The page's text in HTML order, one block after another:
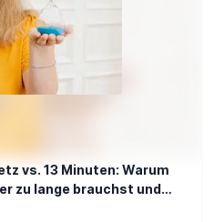
vs. 13 Minuten: Warum
zu lange brauchst und